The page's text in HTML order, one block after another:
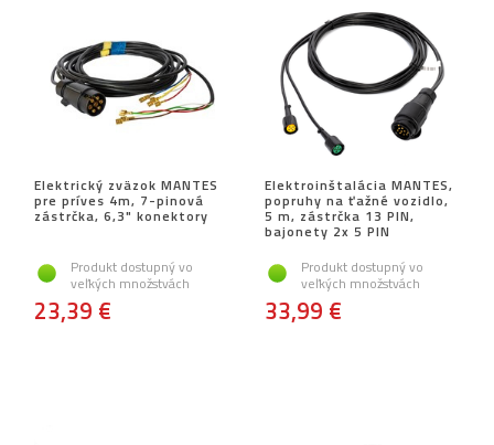
Elektrický zväzok MANTES
pre príves 4m, 7-pinová
zástrčka, 6,3" konektory
Produkt dostupný vo
veľkých množstvách
23,39 €
Elektroinštalácia MANTES,
popruhy na ťažné vozidlo,
5 m, zástrčka 13 PIN,
bajonety 2x 5 PIN
Produkt dostupný vo
veľkých množstvách
33,99 €